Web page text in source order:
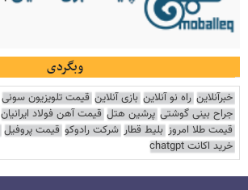
وبگردی
خبرآنلاین راه نو آنلاین بازی آنلاین قیمت تلویزیون سونی
جراح بینی گوشتی پرشین هتل قیمت آهن فولاد ایرانیان
قیمت طلا امروز بلیط قطار شرکت رادوکو قیمت پروفیل
خرید اکانت chatgpt